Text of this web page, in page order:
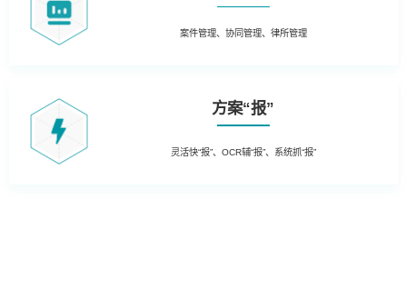
案件管理、协同管理、律所管理
方案“报”
灵活快“报”、OCR辅“报”、系统抓“报”